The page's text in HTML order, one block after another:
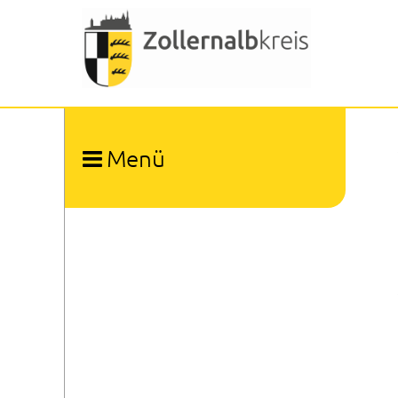
Menü
Dienstleistungen A-Z